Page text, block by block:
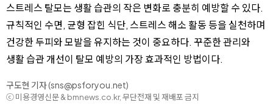
스트레스 탈모는 생활 습관의 작은 변화로 충분히 예방할 수 있다.
규칙적인 수면, 균형 잡힌 식단, 스트레스 해소 활동 등을 실천하며
건강한 두피와 모발을 유지하는 것이 중요하다. 꾸준한 관리와
생활 습관 개선이 탈모 예방의 가장 효과적인 방법이다.
구도현 기자 (sns@psforyou.net)
ⓒ 미용경영신문 & bmnews.co.kr, 무단전재 및 재배포 금지